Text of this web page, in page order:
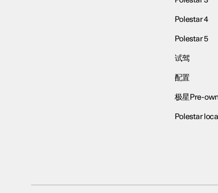
Polestar 4
Polestar 5
试驾
配置
极星Pre-
Polestar